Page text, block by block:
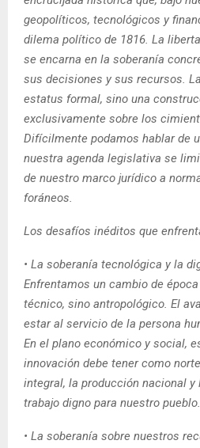
geopolíticos, tecnológicos y
dilema político de 1816. La
se encarna en la soberanía
sus decisiones y sus recursos.
estatus formal, sino una
exclusivamente sobre los
Difícilmente podamos hablar de
nuestra agenda legislativa se
de nuestro marco jurídico a
foráneos.
Los desafíos inéditos que
• La soberanía tecnológica y la
Enfrentamos un cambio de
técnico, sino antropológico. El
estar al servicio de la persona
En el plano económico y social,
innovación debe tener como
integral, la producción nacional
trabajo digno para nuestro pueblo.
• La soberanía sobre nuestros